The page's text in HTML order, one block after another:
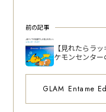
前の記事
【見れたらラ
ケモンセンタ
GLAM Entame